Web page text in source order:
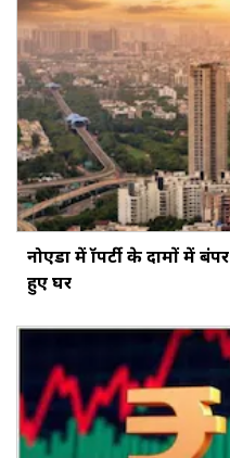
नोएडा में प्रॉपर्टी के दामों में
हुए घर